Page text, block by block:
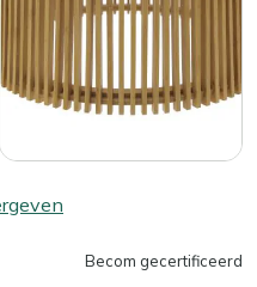
Becom gecertificeerd